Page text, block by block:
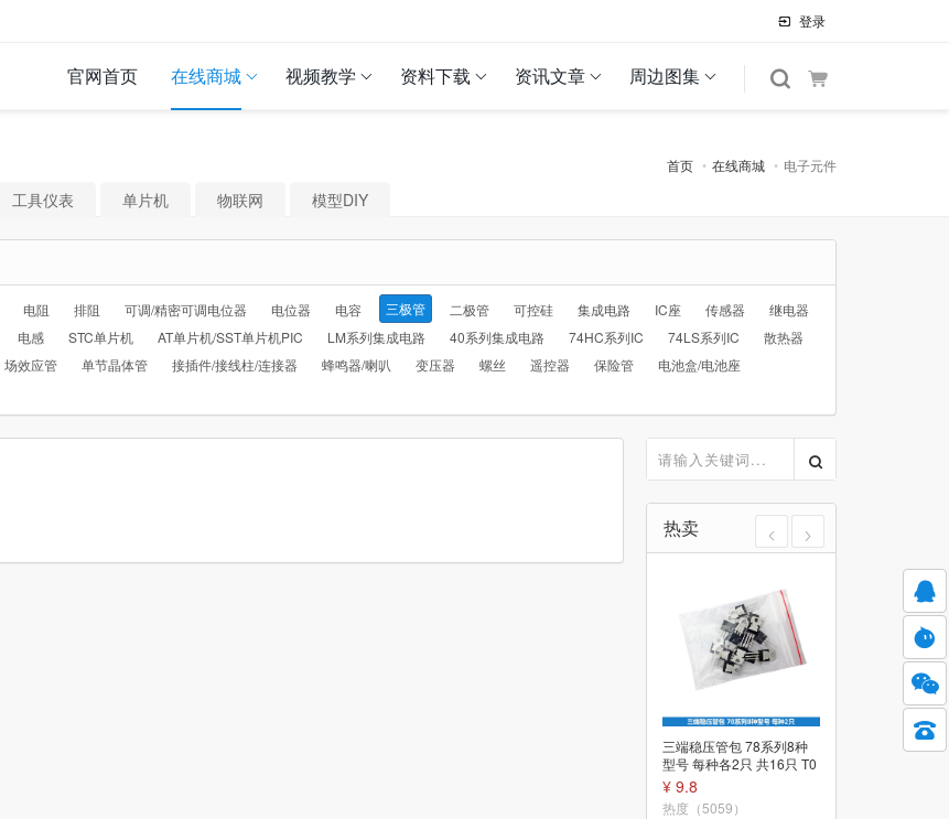
登录
官网首页 在线商城 视频教学 资料下载 资讯文章 周边图集
首页 在线商城 电子元件
工具仪表 单片机 物联网 模型DIY
电阻 排阻 可调/精密可调电位器 电位器 电容 三极管 二极管 可控硅 集成电路 IC座 传感器
继电器
电感 STC单片机 AT单片机/SST单片机PIC LM系列集成电路 40系列集成电路 74HC系列IC 74LS系列IC
散热器
场效应管 单节晶体管 接插件/接线柱/连接器 蜂鸣器/喇叭 变压器 螺丝 遥控器 保险管
电池盒/电池座
热卖
三端稳压管包 78系列8种
型号 每种各2只 共16只 T0
-220封装
¥ 9.8
热度（5059）